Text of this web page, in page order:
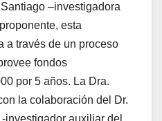
–investigadora
esta
a través de un proceso
fondos
por 5 años. La Dra.
la colaboración del Dr.